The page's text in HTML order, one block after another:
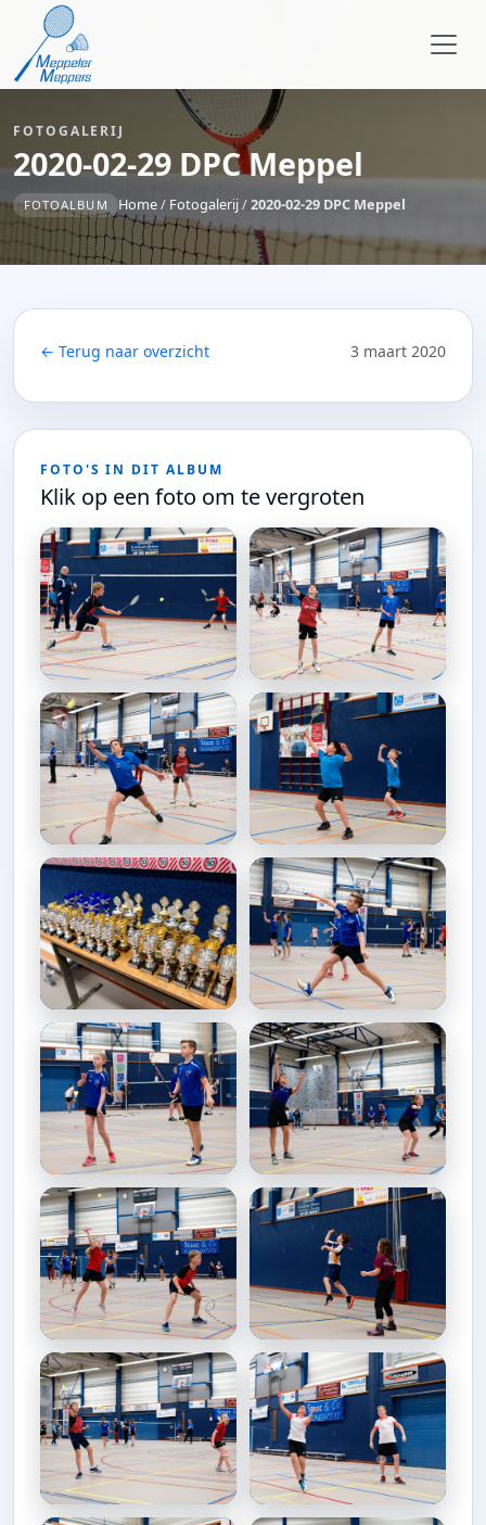
FOTOGALERIJ
2020-02-29 DPC Meppel
FOTOALBUM Home/ Fotogalerij/2020-02-29 DPC Meppel
← Terug naar overzicht 3 maart 2020
FOTO'S IN DIT ALBUM
Klik op een foto om te vergroten